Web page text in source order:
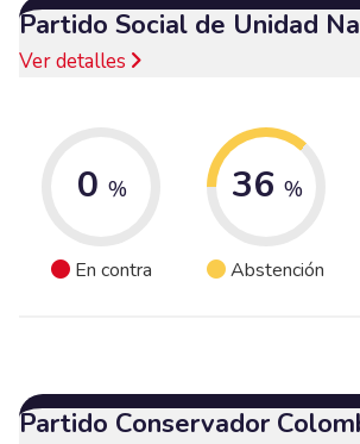
Partido Social de Unidad
Ver detalles
0 %
En contra
36 %
Abstención
Partido Conservador